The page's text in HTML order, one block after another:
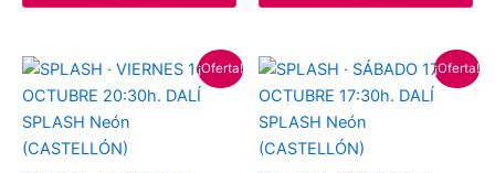
¡Oferta!
El
original
era:
38.00€.
El
actual
¡Oferta!
El
original
era:
38.00€.
El
actual